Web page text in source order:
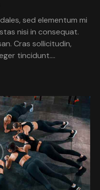
sed elementum mi
nisi in consequat.
Cras sollicitudin,
tincidunt.…